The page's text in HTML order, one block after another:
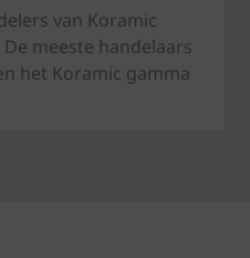
van Koramic
meeste handelaars
het Koramic gamma